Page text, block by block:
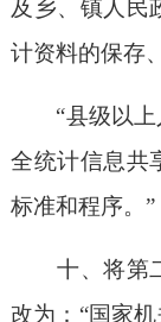
及乡、镇人民
计资料的保存
“县级以上
全统计信息共
标准和程序。”
十、将第二
改为：“国家